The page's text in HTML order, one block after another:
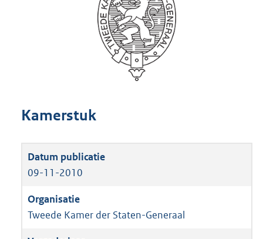
Kamerstuk
09-11-2010
Tweede Kamer der Staten-Generaal